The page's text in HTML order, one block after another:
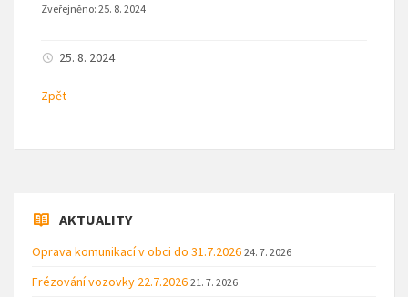
Zveřejněno: 25. 8. 2024
25. 8. 2024
Zpět
AKTUALITY
Oprava komunikací v obci do 31.7.2026 24. 7. 2026
Frézování vozovky 22.7.2026 21. 7. 2026